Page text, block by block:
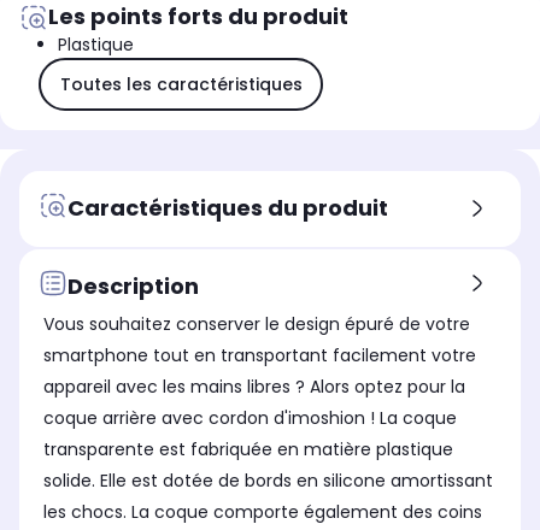
Les points forts du produit
Plastique
Toutes les caractéristiques
Caractéristiques du produit
Description
Vous souhaitez conserver le design épuré de votre
smartphone tout en transportant facilement votre
appareil avec les mains libres ? Alors optez pour la
coque arrière avec cordon d'imoshion ! La coque
transparente est fabriquée en matière plastique
solide. Elle est dotée de bords en silicone amortissant
les chocs. La coque comporte également des coins